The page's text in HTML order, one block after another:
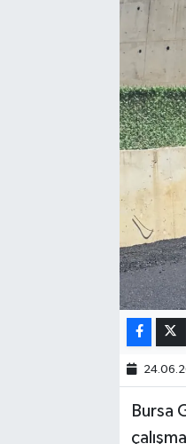
Bursa
Kültür & Sanat
Bilim, Teknoloji